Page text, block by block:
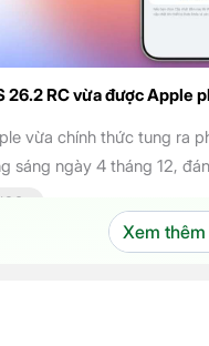
26.2 RC vừa được Apple
vừa chính thức tung ra
sáng ngày 4 tháng 12,
bản cập nhật chính thức
mang đến một số cải tiến
cao trải nghiệm người
IOS
Xem